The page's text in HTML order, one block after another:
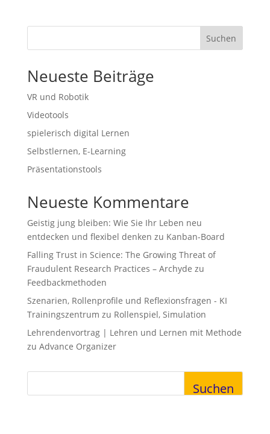
Suchen
Neueste Beiträge
VR und Robotik
Videotools
spielerisch digital Lernen
Selbstlernen, E-Learning
Präsentationstools
Neueste Kommentare
Geistig jung bleiben: Wie Sie Ihr Leben neu
entdecken und flexibel denken zu Kanban-Board
Falling Trust in Science: The Growing Threat of
Fraudulent Research Practices – Archyde zu
Feedbackmethoden
Szenarien, Rollenprofile und Reflexionsfragen - KI
Trainingszentrum zu Rollenspiel, Simulation
Lehrendenvortrag | Lehren und Lernen mit Methode
zu Advance Organizer
Suchen